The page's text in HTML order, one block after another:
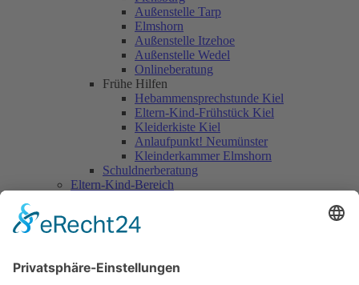
Außenstelle Tarp
Elmshorn
Außenstelle Itzehoe
Außenstelle Wedel
Onlineberatung
Frühe Hilfen
Hebammensprechstunde Kiel
Eltern-Kind-Frühstück Kiel
Kleiderkiste Kiel
Anlaufpunkt! Neumünster
Kleinderkammer Elmshorn
Schuldnerberatung
Eltern-Kind-Bereich
Sonstige betreute Wohnform
Kinder-Jugendhaus-Bereich
Kita St. Answerushaus